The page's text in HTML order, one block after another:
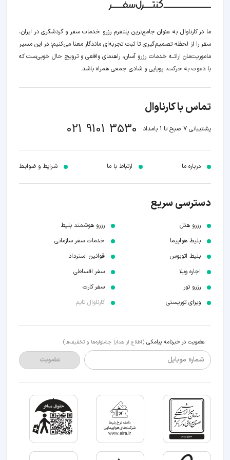
ما در کارناوال به عنوان جامع‌ترین پلتفرم رزرو خدمات سفر و گردشگری در ایران،
سفر را از لحظه‌ تصمیم‌گیری تا ثبت تجربه‌ای ماندگار معنا می‌کنیم؛ در این مسیر‍
ماموریت‌مان اراﺋــﻪ خدمات رزرو آسان، راهنمای واقعی و ترویج حال خوبی‌ست که
با دعوت به حرکت، پویایی و شادی جمعی همراه باشد.
تماس با کارناوال
پشتیبانی 7 صبح تا 1 بامداد: 021 9101 3530
درباره ما ارتباط با ما شرایط و ضوابـط
دسترسی سریع
رزرو هتل
بلیط هواپیما
بلیط اتوبوس
اجاره ویلا
رزرو تور
ویزای توریستی
رزرو هوشمند بلیط
خدمات سفر سازمانی
قوانین استرداد
سفر اقساطی
سفر کارت
کارناوال تایم
عضویت در خبرنامه پیامکی (اطلاع از هدایا جشنواره‌ها و تخفیف‌ها)
شماره موبایل عضویت